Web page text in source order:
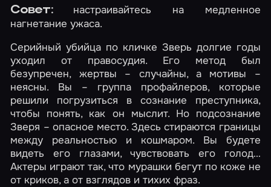
Совет:настраивайтесь на медленное
нагнетание ужаса.
Серийный убийца по кличке Зверь долгие годы
уходил от правосудия. Его метод был
безупречен, жертвы – случайны, а мотивы –
неясны. Вы – группа профайлеров, которые
решили погрузиться в сознание преступника,
чтобы понять, как он мыслит. Но подсознание
Зверя – опасное место. Здесь стираются границы
между реальностью и кошмаром. Вы будете
видеть его глазами, чувствовать его голод…
Актеры играют так, что мурашки бегут по коже не
от криков, а от взглядов и тихих фраз.